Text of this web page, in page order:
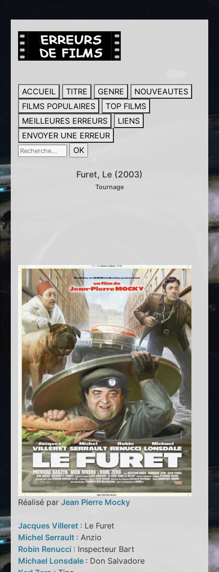
ACCUEIL TITRE GENRE
NOUVEAUTES
FILMS POPULAIRES
TOP FILMS
MEILLEURES ERREURS
LIENS
ENVOYER UNE ERREUR
Furet, Le (2003)
Tournage
Réalisé parJean Pierre Mocky
Jacques Villeret : Le Furet
Michel Serrault : Anzio
Robin Renucci : Inspecteur Bart
Michael Lonsdale : Don Salvadore